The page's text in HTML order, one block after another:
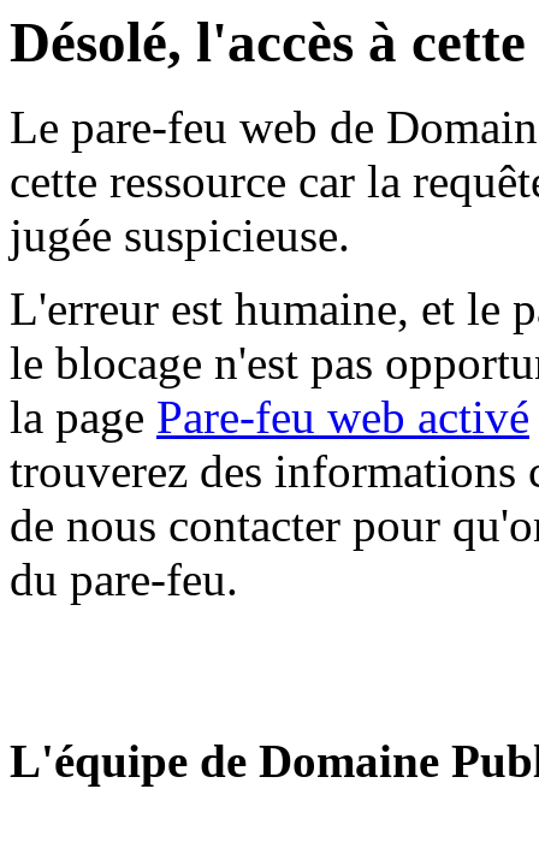
Désolé, l'accès à
Le pare-feu web de
cette ressource car la
jugée suspicieuse.
L'erreur est humaine, et le
le blocage n'est pas
la page Pare-feu web activé
trouverez des informations
de nous contacter pour
du pare-feu.
L'équipe de Domaine